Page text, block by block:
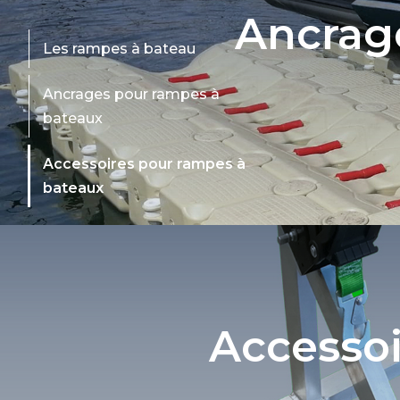
Les rampes à bateau
Ancrages pour rampes à
bateaux
Accessoires pour rampes à
bateaux